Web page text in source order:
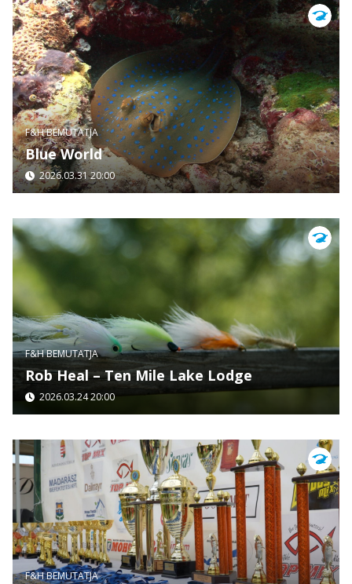
F&H BEMUTATJA
Blue World
2026.03.31 20:00
F&H BEMUTATJA
Rob Heal – Ten Mile Lake Lodge
2026.03.24 20:00
F&H BEMUTATJA